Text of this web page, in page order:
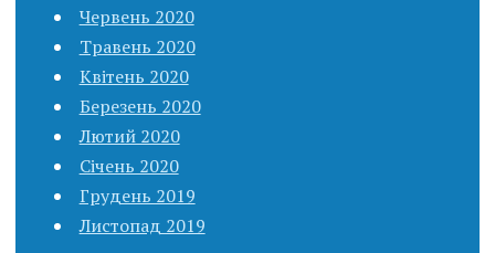
Червень 2020
Травень 2020
Квітень 2020
Березень 2020
Лютий 2020
Січень 2020
Грудень 2019
Листопад 2019